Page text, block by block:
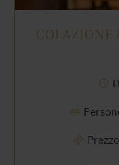
COLAZIONE